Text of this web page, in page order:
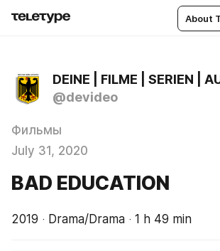
About
DEINE | FILME | SERIEN |
@devideo
Фильмы
July 31, 2020
BAD EDUCATION
2019 ‧ Drama/Drama ‧ 1 h 49 min